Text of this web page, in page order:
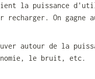
la puissance
On gagne
autour de la
le bruit, etc.